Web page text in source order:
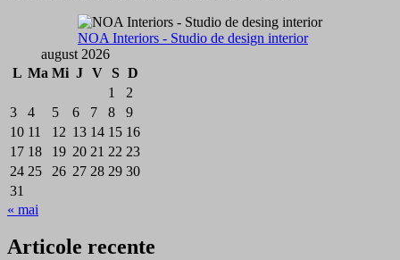
NOA Interiors - Studio de design interior
august 2026
L Ma Mi J V S D
1
2
3
4 5 6 7 8
9
10 11 12 13 14 15 16
17 18 19 20 21 22 23
24 25 26 27 28 29 30
31
« mai
Articole recente